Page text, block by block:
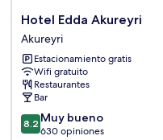
Hotel
Edda
Akureyri
Akureyri
Hotel Edda Akureyri
Akureyri
Estacionamiento gratis
Wifi gratuito
Restaurantes
Bar
8.2
de
8.2 Muy bueno
630 opiniones